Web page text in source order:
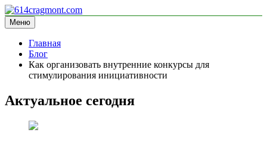
Перейти
к
содержимому
614cragmont.com
информационный сайт
Меню
Главная
Блог
Как организовать внутренние конкурсы для
стимулирования инициативности
Актуальное сегодня